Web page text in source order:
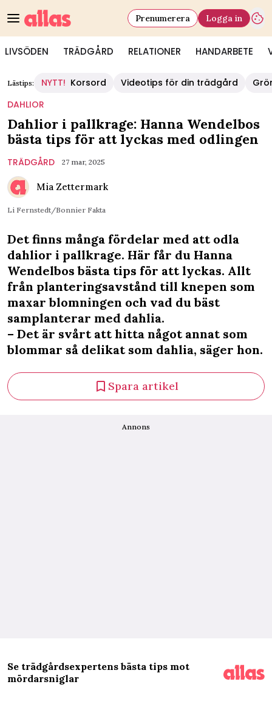
LIVSÖDEN TRÄDGÅRD RELATIONER HANDARBETE
Prenumerera Logga in
Lästips: NYTT! Korsord Videotips för din trädgård
DAHLIOR
Dahlior i pallkrage: Hanna Wendelbos
bästa tips för att lyckas med odlingen
TRÄDGÅRD 27 mar, 2025
Mia Zettermark
Li Fernstedt/Bonnier Fakta
Det finns många fördelar med att odla
dahlior i pallkrage. Här får du Hanna
Wendelbos bästa tips för att lyckas. Allt
från planteringsavstånd till knepen som
maxar blomningen och vad du bäst
samplanterar med dahlia.
– Det är svårt att hitta något annat som
blommar så delikat som dahlia, säger hon.
Spara artikel
Annons
Se trädgårdsexpertens bästa tips mot
mördarsniglar